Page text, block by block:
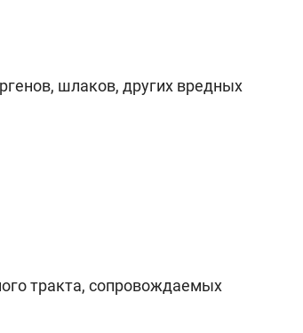
шлаков, других вредных
тракта, сопровождаемых